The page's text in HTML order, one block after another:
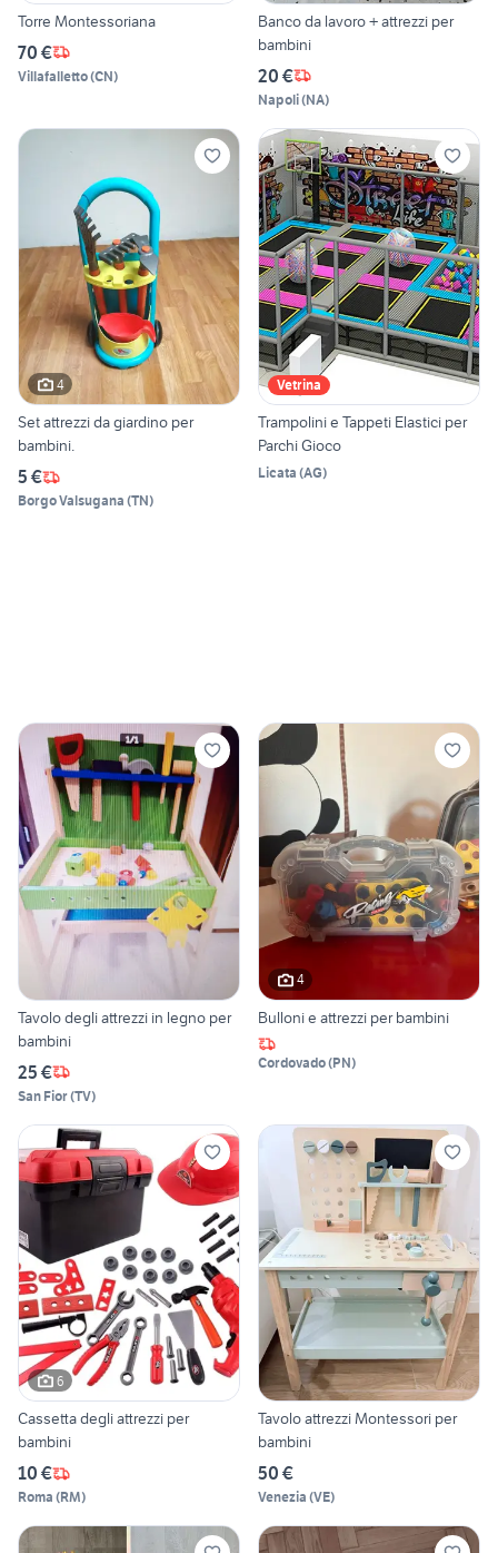
Torre Montessoriana
70 €
Villafalletto(CN)
Banco da lavoro + attrezzi per
bambini
20 €
Napoli(NA)
4
Set attrezzi da giardino per
bambini.
5 €
Borgo Valsugana (TN)
Vetrina
Trampolini e Tappeti Elastici per
Parchi Gioco
Licata (AG)
Tavolo degli attrezzi in legno per
bambini
25 €
San Fior(TV)
4
Bulloni e attrezzi per bambini
Cordovado(PN)
6
Cassetta degli attrezzi per
bambini
10 €
Roma (RM)
Tavolo attrezzi Montessori per
bambini
50 €
Venezia (VE)